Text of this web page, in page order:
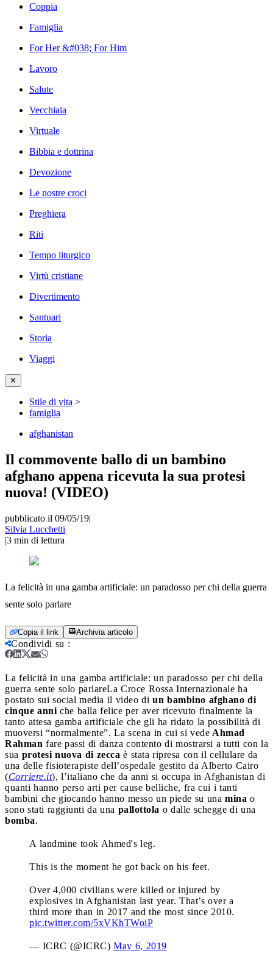
Coppia
Famiglia
For Her &#038; For Him
Lavoro
Salute
Vecchiaia
Virtuale
Bibbia e dottrina
Devozione
Le nostre croci
Preghiera
Riti
Tempo liturgico
Virtù cristiane
Divertimento
Santuari
Storia
Viaggi
✕
Stile di vita >
famiglia
afghanistan
Il commovente ballo di un bambino
afghano appena ricevuta la sua protesi
nuova! (VIDEO)
pubblicato il 09/05/19|
Silvia Lucchetti
|3 min di lettura
La felicità in una gamba artificiale: un paradosso per chi della guerra
sente solo parlare
Copia il link Archivia articolo
Condividi su :
La felicità in una gamba artificiale: un paradosso per chi della
guerra sente solo parlareLa Croce Rossa Internazionale ha
postato sui social media il video di un bambino afghano di
cinque anni che balla felice per aver ricevuto finalmente la
tanto attesa gamba artificiale che gli ha ridato la possibilità di
muoversi “normalmente”. La scena in cui si vede Ahmad
Rahman fare passi di danza contento di mostrarsi a tutti con la
sua protesi nuova di zecca è stata ripresa con il cellulare da
una delle fisioterapiste dell’ospedale gestito da Alberto Cairo
(Corriere.it), l’italiano che da anni si occupa in Afghanistan di
quanti hanno perso arti per cause belliche, fra cui i tanti
bambini che giocando hanno messo un piede su una mina o
sono stati raggiunti da una pallottola o dalle schegge di una
bomba.
A landmine took Ahmed's leg.
This is the moment he got back on his feet.
Over 4,000 civilians were killed or injured by
explosives in Afghanistan last year. That’s over a
third more than in 2017 and the most since 2010.
pic.twitter.com/5xVKhTWoiP
— ICRC (@ICRC) May 6, 2019